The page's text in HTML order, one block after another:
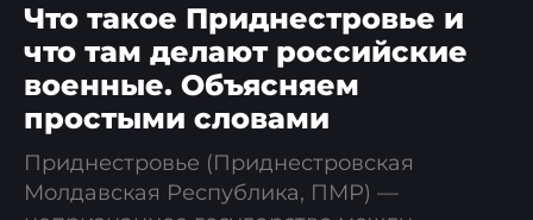
Что такое Приднестровье и
что там делают российские
военные. Объясняем
простыми словами
Приднестровье (Приднестровская
Молдавская Республика, ПМР) —